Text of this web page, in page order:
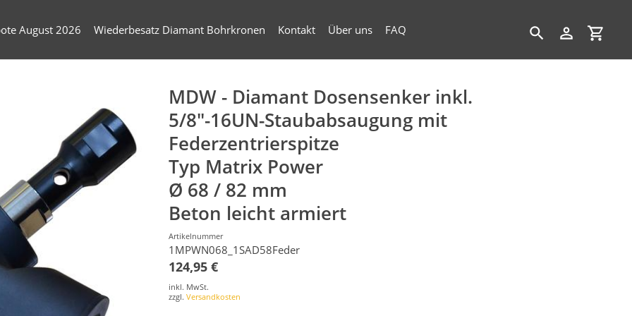
August 2026 Wiederbesatz Diamant Bohrkronen Kontakt Über uns FAQ
SuchenEinloggen
MDW - Diamant Dosensenker inkl.
5/8"-16UN-Staubabsaugung mit
Federzentrierspitze
Typ Matrix Power
Ø 68 / 82 mm
Beton leicht armiert
Artikelnummer
1MPWN068_1SAD58Feder
124,95 €
inkl. MwSt.
zzgl. Versandkosten